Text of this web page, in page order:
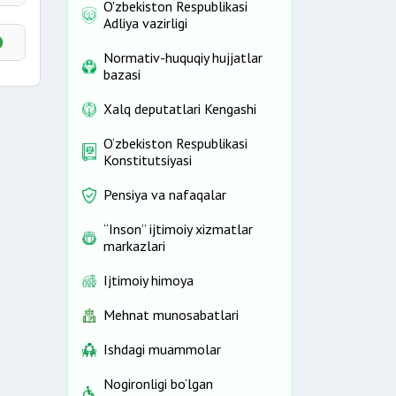
O'zbekiston Respublikasi
Adliya vazirligi
Normativ-huquqiy hujjatlar
bazasi
Xalq deputatlari Kengashi
O‘zbekiston Respublikasi
Konstitutsiyasi
Pensiya va nafaqalar
“Inson” ijtimoiy xizmatlar
markazlari
Ijtimoiy himoya
Mehnat munosabatlari
Ishdagi muammolar
Nogironligi bo‘lgan